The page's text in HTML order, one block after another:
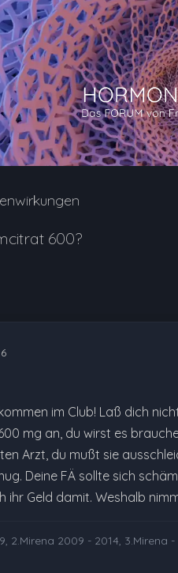
600?
im Club! Laß dich
mg an, du wirst es
Arzt, du mußt sie
Deine FÄ sollte sich
Geld damit. Weshalb
2.Mirena 2009 - 2014, 3.Mirena